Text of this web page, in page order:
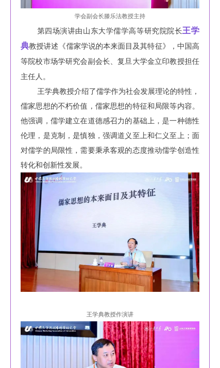
学会副会长滕乐法教授主持
第四场演讲由山东大学儒学高等研究院院长王学
典教授讲述《儒家学说的本来面目及其特征》，中国高
等院校市场学研究会副会长、复旦大学金立印教授担任
主任人。
王学典教授介绍了儒学作为社会发展理论的特性，
儒家思想的不朽价值，儒家思想的特征和局限等内容。
他强调，儒学建立在道德感召力的基础上，是一种德性
伦理，是克制，是慎独，强调道义至上和仁义至上；面
对儒学的局限性，需要秉承客观的态度推动儒学创造性
转化和创新性发展。
王学典教授作演讲